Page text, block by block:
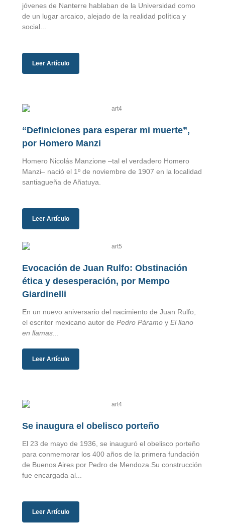
jóvenes de Nanterre hablaban de la Universidad como
de un lugar arcaico, alejado de la realidad política y
social...
Leer Artículo
“Definiciones para esperar mi muerte”,
por Homero Manzi
Homero Nicolás Manzione –tal el verdadero Homero
Manzi– nació el 1º de noviembre de 1907 en la localidad
santiagueña de Añatuya.
Leer Artículo
Evocación de Juan Rulfo: Obstinación
ética y desesperación, por Mempo
Giardinelli
En un nuevo aniversario del nacimiento de Juan Rulfo,
el escritor mexicano autor de Pedro Páramo y El llano
en llamas
Leer Artículo
Se inaugura el obelisco porteño
El 23 de mayo de 1936, se inauguró el obelisco porteño
para conmemorar los 400 años de la primera fundación
de Buenos Aires por Pedro de Mendoza.Su construcción
fue encargada al...
Leer Artículo